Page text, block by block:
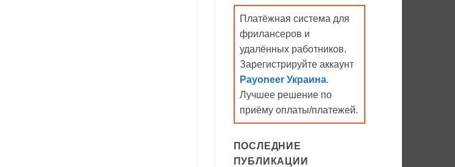
Платёжная система для
фрилансеров и
удалённых работников.
Зарегистрируйте аккаунт
Payoneer Украина.
Лучшее решение по
приёму оплаты/платежей.
ПОСЛЕДНИЕ
ПУБЛИКАЦИИ